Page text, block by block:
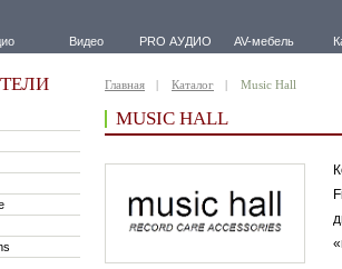
Видео PRO АУДИО AV-мебель
Главная Каталог Music Hall
MUSIC HALL